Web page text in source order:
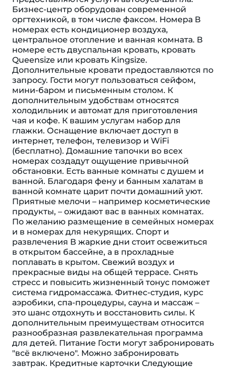
Бизнес-центр оборудован современной
оргтехникой, в том числе факсом. Номера В
номерах есть кондиционер воздуха,
центральное отопление и ванная комната. В
номере есть двуспальная кровать, кровать
Queensize или кровать Kingsize.
Дополнительные кровати предоставляются по
запросу. Гости могут пользоваться сейфом,
мини-баром и письменным столом. К
дополнительным удобствам относятся
холодильник и автомат для приготовления
чая и кофе. К вашим услугам набор для
глажки. Оснащение включает доступ в
интернет, телефон, телевизор и WiFi
(бесплатно). Домашние тапочки во всех
номерах создадут ощущение привычной
обстановки. Есть ванные комнаты с душем и
ванной. Благодаря фену и банным халатам в
ванной комнате царит почти домашний уют.
Приятные мелочи – например косметические
продукты, – ожидают вас в ванных комнатах.
По желанию размещение в семейных номерах
и в номерах для некурящих. Спорт и
развлечения В жаркие дни стоит освежиться
в открытом бассейне, а в прохладные
поплавать в крытом. Свежий воздух и
прекрасные виды на общей террасе. Снять
стресс и повысить жизненный тонус поможет
система гидромассажа. Фитнес-студия, курс
аэробики, спа-процедуры, сауна и массаж –
это шанс отдохнуть и восстановить силы. К
дополнительным преимуществам относится
разнообразная развлекательная программа
для детей. Питание Гости могут забронировать
"всё включено". Можно забронировать
завтрак. Кредитные карточки Следующие